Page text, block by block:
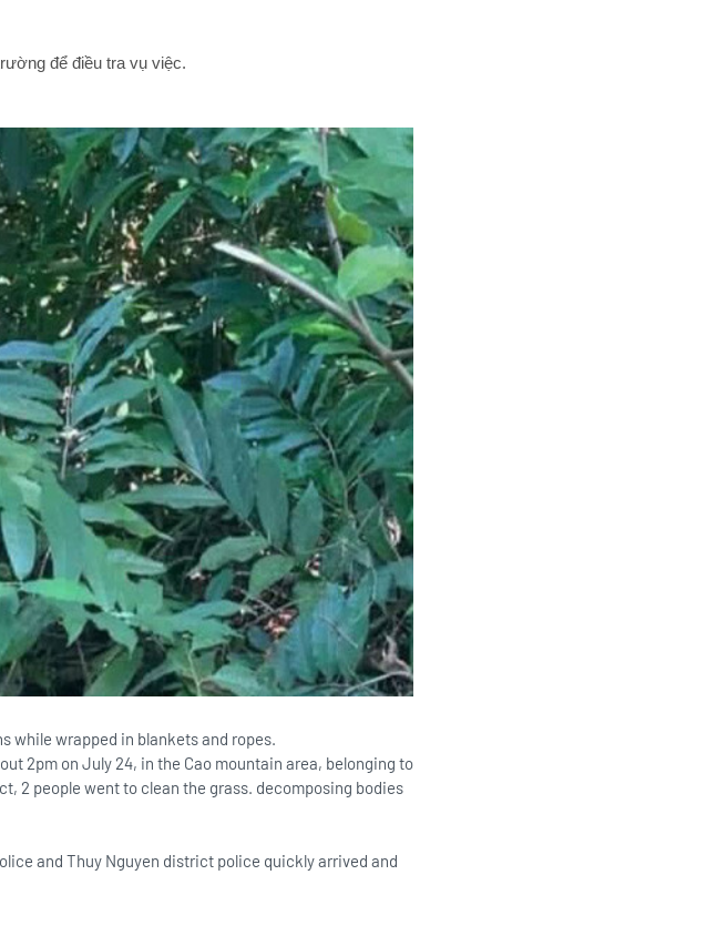
để điều tra vụ việc.
while wrapped in blankets and ropes.
2pm on July 24, in the Cao mountain area, belonging to
2 people went to clean the grass. decomposing bodies
and Thuy Nguyen district police quickly arrived and